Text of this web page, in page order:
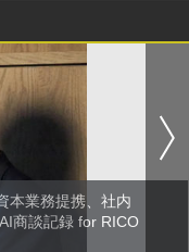
本業務提携、社内
商談記録 for RICO